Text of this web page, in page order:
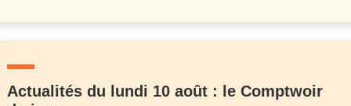
Actualités du lundi 10 août : le Comptwoir